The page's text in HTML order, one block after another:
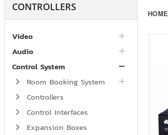
CONTROLLERS
Video
Audio
Control System
Room Booking System
Controllers
Control Interfaces
Expansion Boxes
HOME